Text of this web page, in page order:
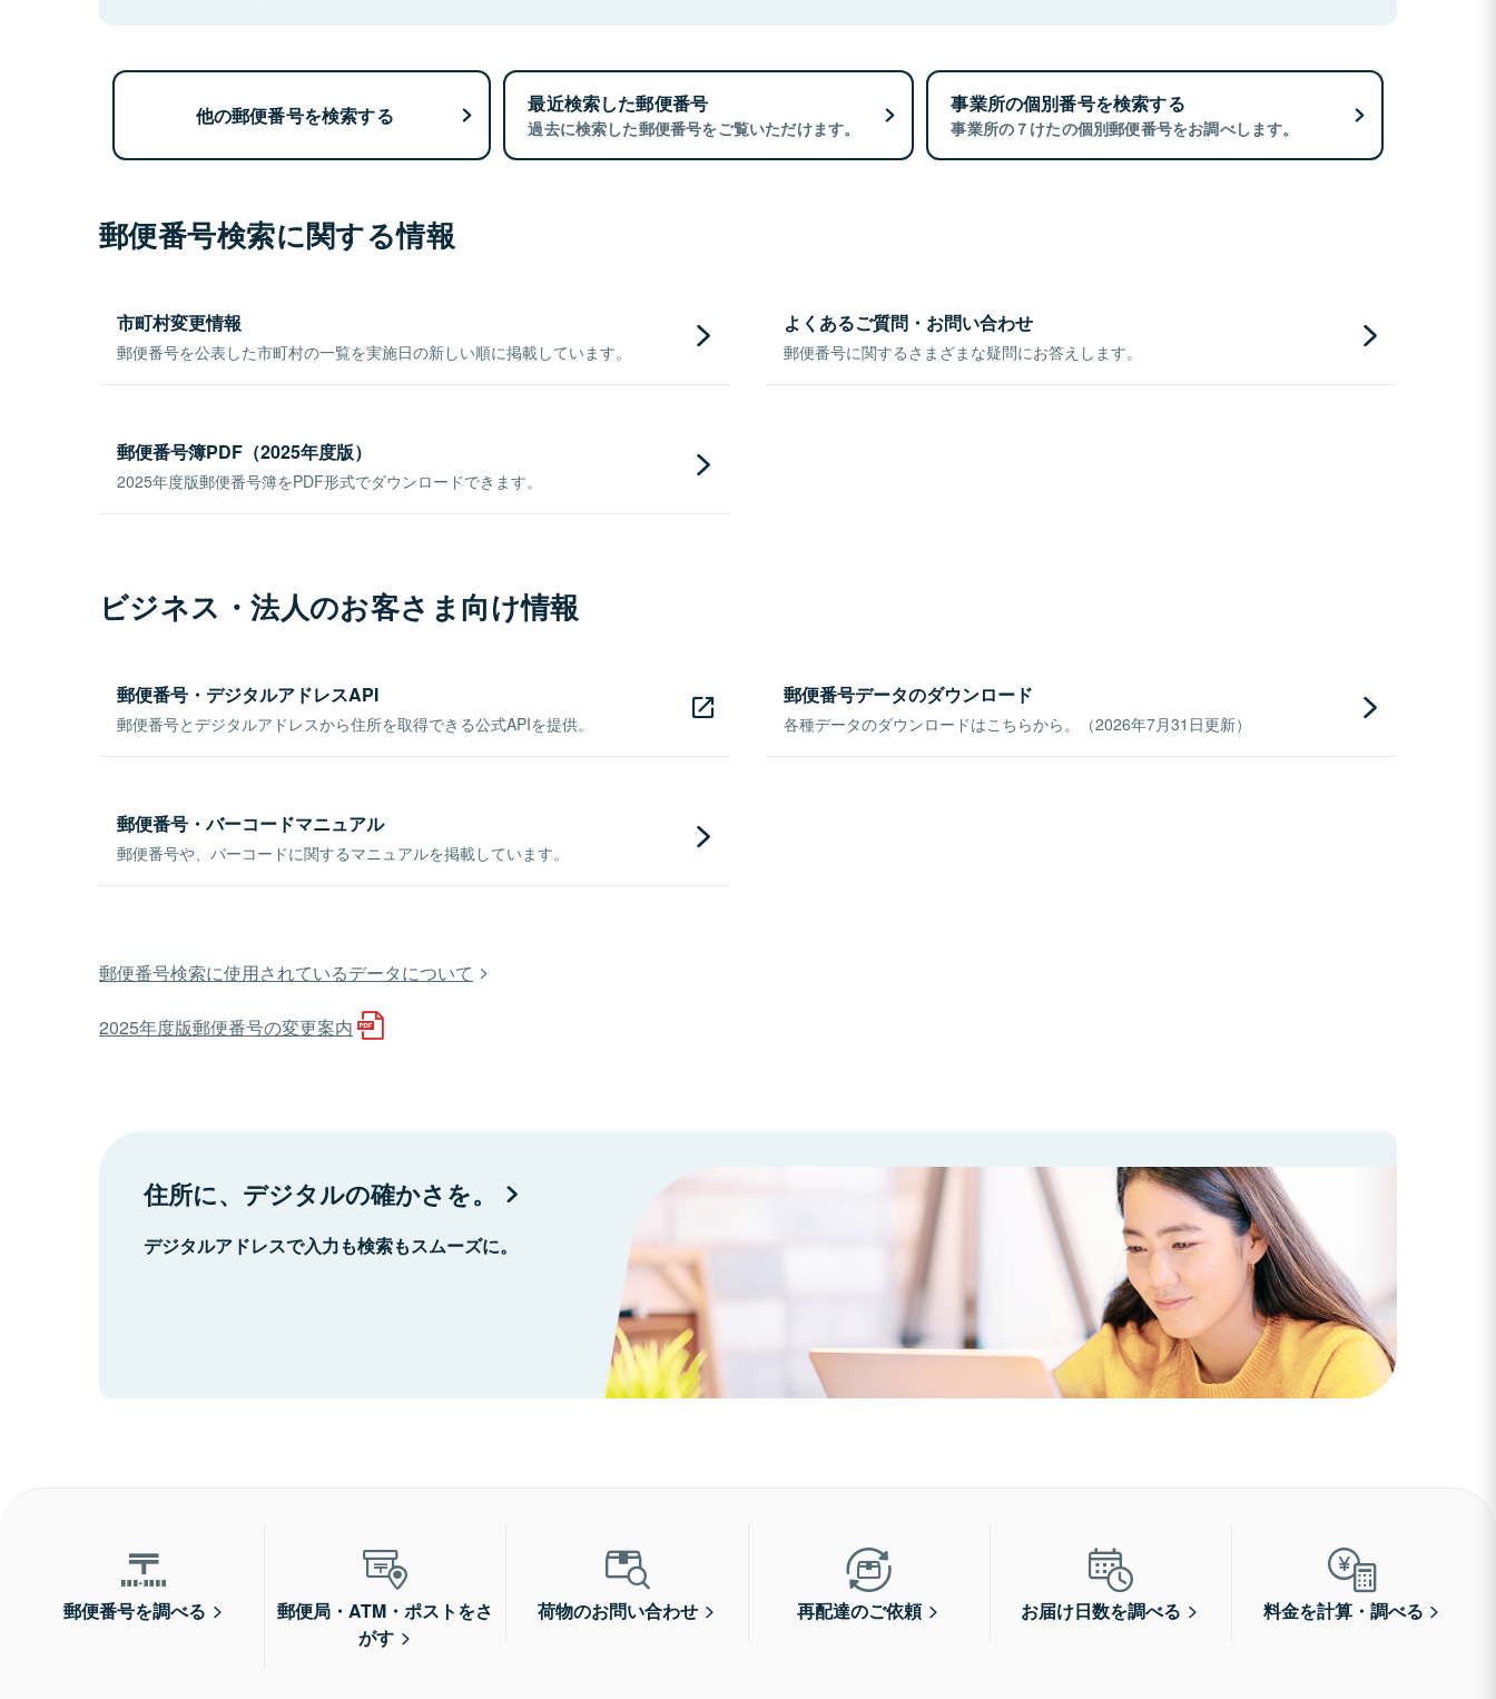
他の郵便番号を検索する 最近検索した郵便番号
過去に検索した郵便番号をご覧いただけます。
事業所の個別番号を検索する
事業所の７けたの個別郵便番号をお調べします。
郵便番号検索に関する情報
市町村変更情報
郵便番号を公表した市町村の一覧を実施日の新しい順に掲載しています。
よくあるご質問・お問い合わせ
郵便番号に関するさまざまな疑問にお答えします。
郵便番号簿PDF（2025年度版）
2025年度版郵便番号簿をPDF形式でダウンロードできます。
ビジネス・法人のお客さま向け情報
郵便番号・デジタルアドレスAPI
郵便番号とデジタルアドレスから住所を取得できる公式APIを提供。
郵便番号データのダウンロード
各種データのダウンロードはこちらから。（2026年7月31日更新）
郵便番号・バーコードマニュアル
郵便番号や、バーコードに関するマニュアルを掲載しています。
郵便番号検索に使用されているデータについて
2025年度版郵便番号の変更案内
住所に、デジタルの確かさを。
デジタルアドレスで入力も検索もスムーズに。
郵便番号を調べる
郵便局・ATM・ポストをさ
がす
荷物のお問い合わせ 再配達のご依頼 お届け日数を調べる 料金を計算・調べる